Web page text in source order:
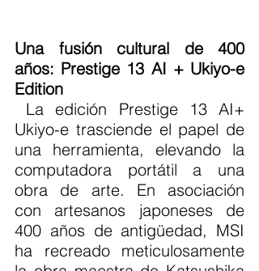
Una fusión cultural de 400
años: Prestige 13 AI + Ukiyo-e
Edition
Ukiyo-e trasciende el papel de
una herramienta, elevando la
computadora portátil a una
obra de arte. En asociación
con artesanos japoneses de
400 años de antigüedad, MSI
ha recreado meticulosamente